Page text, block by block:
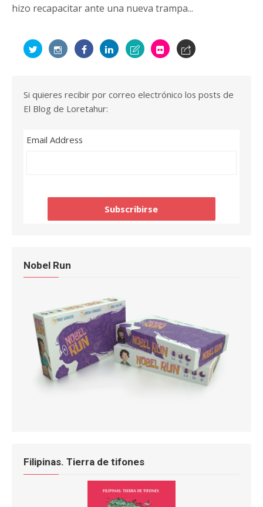
hizo recapacitar ante una nueva trampa...
Si quieres recibir por correo electrónico los posts de
El Blog de Loretahur:
Email Address
Nobel Run
Filipinas. Tierra de tifones